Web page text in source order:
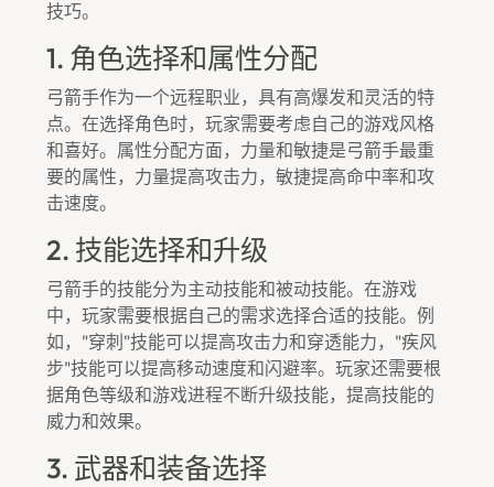
技巧。
1. 角色选择和属性分配
弓箭手作为一个远程职业，具有高爆发和灵活的特
点。在选择角色时，玩家需要考虑自己的游戏风格
和喜好。属性分配方面，力量和敏捷是弓箭手最重
要的属性，力量提高攻击力，敏捷提高命中率和攻
击速度。
2. 技能选择和升级
弓箭手的技能分为主动技能和被动技能。在游戏
中，玩家需要根据自己的需求选择合适的技能。例
如，"穿刺"技能可以提高攻击力和穿透能力，"疾风
步"技能可以提高移动速度和闪避率。玩家还需要根
据角色等级和游戏进程不断升级技能，提高技能的
威力和效果。
3. 武器和装备选择